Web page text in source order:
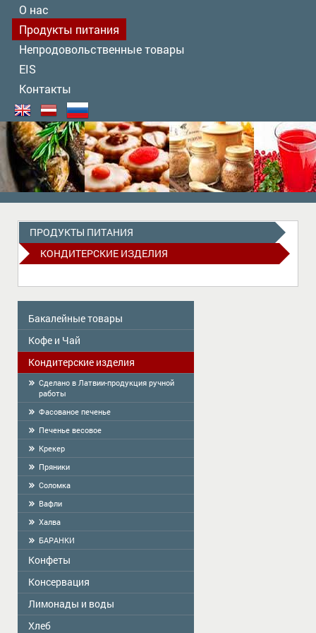
О нас
Продукты питания
Непродовольственные товары
EIS
Контакты
ПРОДУКТЫ ПИТАНИЯ
КОНДИТЕРСКИЕ ИЗДЕЛИЯ
Бакалейные товары
Colavita
Приправы
Сухой завтрак
Тортилья
Мука
Крахмал, кисель, желе
Кофе и Чай
Чай
КОФЕ
Кондитерские изделия
Сделано в Латвии-продукция ручной
работы
Фасованое печенье
Печенье весовое
Крекер
Пряники
Cоломка
Вафли
Халва
БАРАНКИ
Конфеты
ME2U
Argo Sweets
Консервация
Zelta Saule
Господарочка
Лимонады и воды
Vitamizu
Хлеб